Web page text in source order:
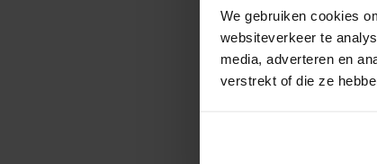
We gebruiken cookies
websiteverkeer te
media, adverteren en
verstrekt of die ze